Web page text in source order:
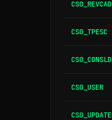
CS0_REVCAD
CS0_TPESC
CS0_CONSLD
CS0_USER
CS0_UPDATE